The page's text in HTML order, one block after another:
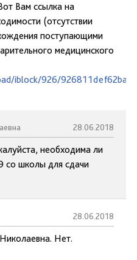
Вам ссылка на
(отсутствии
поступающими
медицинского
iblock/926/
28.06.2018
необходима ли
со школы для сдачи
28.06.2018
Нет.